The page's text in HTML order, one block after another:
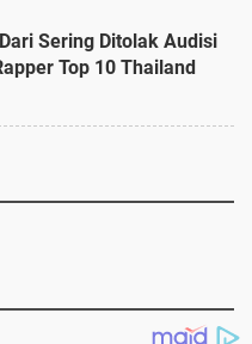
Sering Ditolak Audisi
Top 10 Thailand